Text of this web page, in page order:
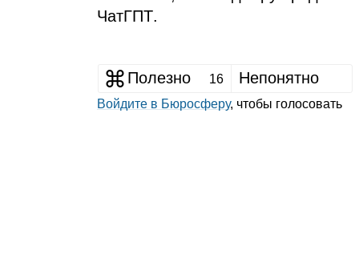
ЧатГПТ.
Полезно 16 Непонятно
Войдите в Бюросферу, чтобы голосовать